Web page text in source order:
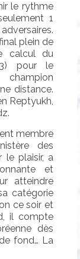
le rythme
1
plein de
calcul du
pour le
distance.
Reptyukh,
membre
des
le plaisir, a
et
atteindre
catégorie
ce soir et
il compte
dès
fond… La